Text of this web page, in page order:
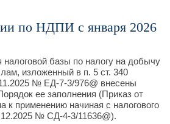
по НДПИ с января 2026
базы по налогу на добычу
изложенный в п. 5 ст. 340
№ ЕД-7-3/976@ внесены
ее заполнения (Приказ от
применению начиная с налогового
№ СД-4-3/11636@).